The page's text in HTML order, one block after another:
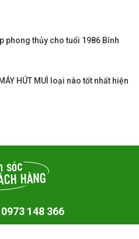
phong thủy cho tuổi 1986 Bính
HÚT MUÌ loại nào tốt nhất hiện
148 366